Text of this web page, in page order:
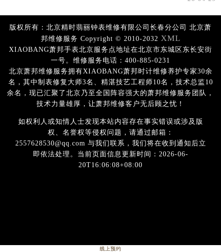
版权所有：北京精时翡丽钟表维修有限公司长春分公司 北京萧
邦维修服务 Copyright © 2010-2032 XML
XIAOBANG萧邦手表北京服务点地址在北京市东城区东长安街
一号。维修服务电话：400-885-0231
北京萧邦维修服务拥有XIAOBANG萧邦时计维修养护专家30余
名，其中制表修复大师3名、精湛技艺工程师10名，技术总监10
余名，现已汇聚了北京乃至全国阵容强大的萧邦维修服务团队，
技术力量雄厚，让萧邦维修客户无后顾之忧！
如权利人或知情人士发现本站内容存在事实错误或涉及版
权、名誉权等侵权问题，请通过邮箱：
2557628530@qq.com 与我们联系，我们将在收到通知后立
即依法处理。当前页面信息更新时间：2026-06-
20T16:06:08+08:00
线上预约